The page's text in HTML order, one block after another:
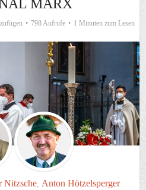
MARX
798 Aufrufe 1 Minuten zum Lesen
Nitzsche, Anton Hötzelsperger